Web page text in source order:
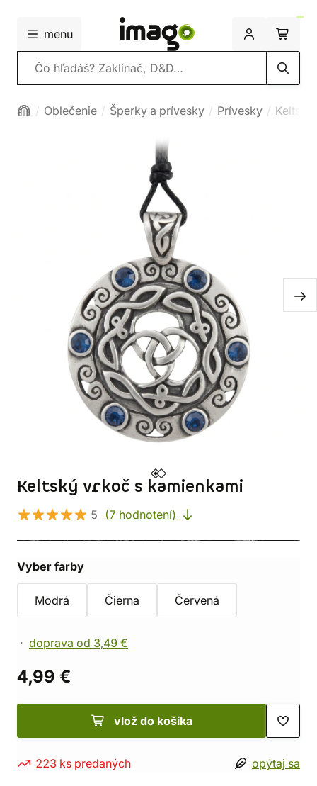
menu
Vyhľadávanie
Oblečenie Šperky a prívesky Prívesky Keltské
Keltský vrkoč s kamienkami
5 (7 hodnotení)
Vyber farby
Modrá Čierna Červená
doprava od 3,49 €
4,99 €
vlož do košíka
223 ks predaných opýtaj sa